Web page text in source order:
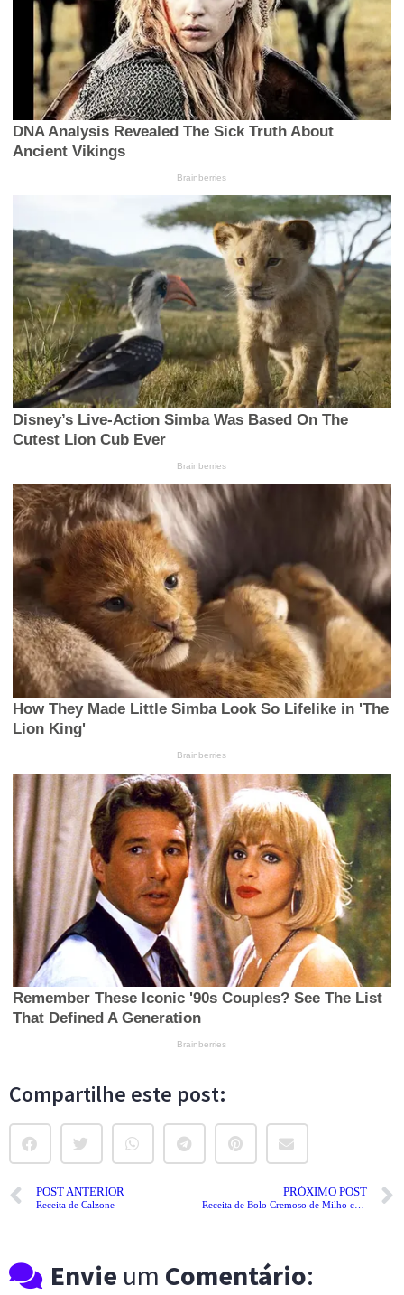
Compartilhe este post:
POST ANTERIOR
Receita de Calzone
PRÓXIMO POST
Receita de Bolo Cremoso de Milho com Coco
Envie um Comentário: